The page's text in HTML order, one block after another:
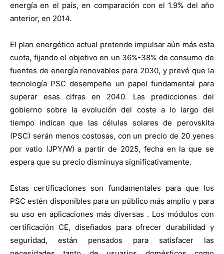
energía en el país, en comparación con el 1.9% del año
anterior, en 2014.
El plan energético actual pretende impulsar aún más esta
cuota, fijando el objetivo en un 36%-38% de consumo de
fuentes de energía renovables para 2030, y prevé que la
tecnología PSC desempeñe un papel fundamental para
superar esas cifras en 2040. Las predicciones del
gobierno sobre la evolución del coste a lo largo del
tiempo indican que las células solares de perovskita
(PSC) serán menos costosas, con un precio de 20 yenes
por vatio (JPY/W) a partir de 2025, fecha en la que se
espera que su precio disminuya significativamente.
Estas certificaciones son fundamentales para que los
PSC estén disponibles para un público más amplio y para
su uso en aplicaciones más diversas . Los módulos con
certificación CE, diseñados para ofrecer durabilidad y
seguridad, están pensados para satisfacer las